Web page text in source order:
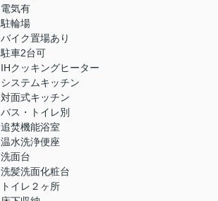
電気有
駐輪場
バイク置場あり
駐車2台可
IHクッキングヒーター
システムキッチン
対面式キッチン
バス・トイレ別
追焚機能浴室
温水洗浄便座
洗面台
洗髪洗面化粧台
トイレ２ヶ所